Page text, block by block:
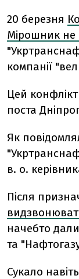
20 березня
Мірошник не
компанії
Цей конфлікт
поста
Як
в. о.
Після
начебто
та
Сукало